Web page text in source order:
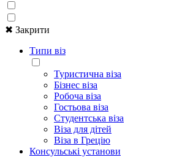
✖ Закрити
Типи віз
Туристична віза
Бізнес віза
Робоча віза
Гостьова віза
Студентська віза
Віза для дітей
Віза в Грецію
Консульські установи